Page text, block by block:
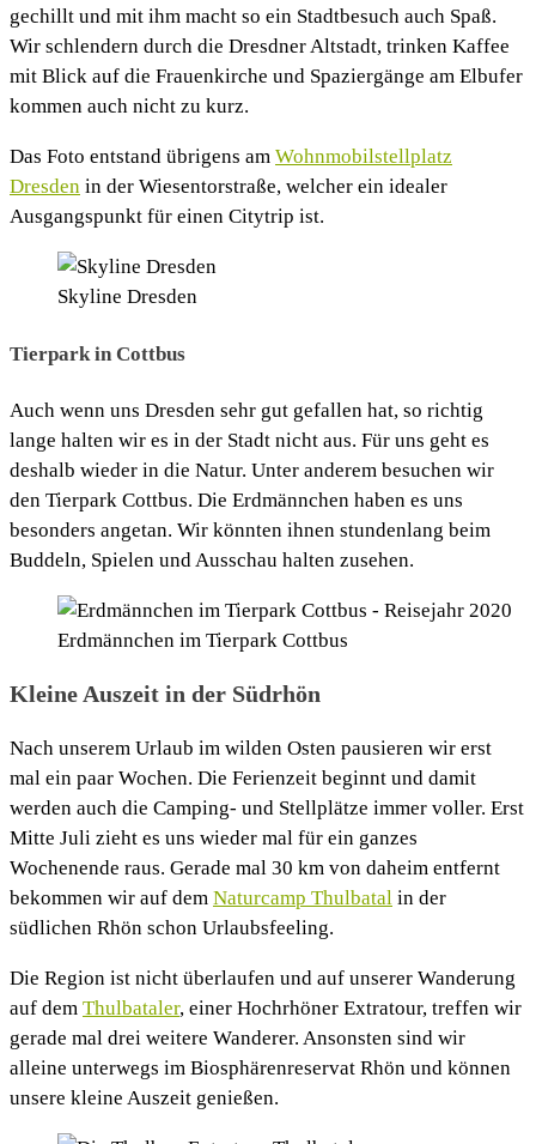
gechillt und mit ihm macht so ein Stadtbesuch auch Spaß.
Wir schlendern durch die Dresdner Altstadt, trinken Kaffee
mit Blick auf die Frauenkirche und Spaziergänge am Elbufer
kommen auch nicht zu kurz.
Das Foto entstand übrigens am Wohnmobilstellplatz
Dresden in der Wiesentorstraße, welcher ein idealer
Ausgangspunkt für einen Citytrip ist.
Skyline Dresden
Tierpark in Cottbus
Auch wenn uns Dresden sehr gut gefallen hat, so richtig
lange halten wir es in der Stadt nicht aus. Für uns geht es
deshalb wieder in die Natur. Unter anderem besuchen wir
den Tierpark Cottbus. Die Erdmännchen haben es uns
besonders angetan. Wir könnten ihnen stundenlang beim
Buddeln, Spielen und Ausschau halten zusehen.
Erdmännchen im Tierpark Cottbus
Kleine Auszeit in der Südrhön
Nach unserem Urlaub im wilden Osten pausieren wir erst
mal ein paar Wochen. Die Ferienzeit beginnt und damit
werden auch die Camping- und Stellplätze immer voller. Erst
Mitte Juli zieht es uns wieder mal für ein ganzes
Wochenende raus. Gerade mal 30 km von daheim entfernt
bekommen wir auf dem Naturcamp Thulbatal in der
südlichen Rhön schon Urlaubsfeeling.
Die Region ist nicht überlaufen und auf unserer Wanderung
auf dem Thulbataler, einer Hochrhöner Extratour, treffen wir
gerade mal drei weitere Wanderer. Ansonsten sind wir
alleine unterwegs im Biosphärenreservat Rhön und können
unsere kleine Auszeit genießen.